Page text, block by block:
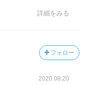
詳細をみる
フォロー
2020.08.20